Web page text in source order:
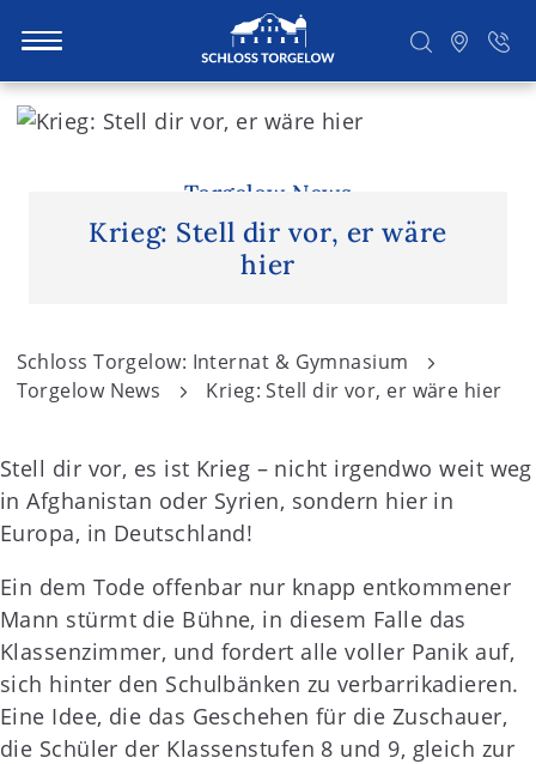
S
t
Torgelow News
Krieg: Stell dir vor, er wäre
hier
Schloss Torgelow: Internat & Gymnasium
Torgelow News
Krieg: Stell dir vor, er wäre hier
Stell dir vor, es ist Krieg – nicht irgendwo weit weg
in Afghanistan oder Syrien, sondern hier in
Europa, in Deutschland!
Ein dem Tode offenbar nur knapp entkommener
Mann stürmt die Bühne, in diesem Falle das
Klassenzimmer, und fordert alle voller Panik auf,
sich hinter den Schulbänken zu verbarrikadieren.
Eine Idee, die das Geschehen für die Zuschauer,
die Schüler der Klassenstufen 8 und 9, gleich zur